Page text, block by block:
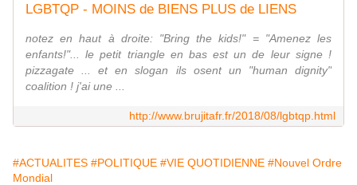
LGBTQP - MOINS de BIENS PLUS de LIENS
notez en haut à droite: "Bring the kids!" = "Amenez les
enfants!"... le petit triangle en bas est un de leur signe !
pizzagate ... et en slogan ils osent un "human dignity"
coalition ! j'ai une ...
http://www.brujitafr.fr/2018/08/lgbtqp.html
#ACTUALITES #POLITIQUE #VIE QUOTIDIENNE #Nouvel Ordre
Mondial